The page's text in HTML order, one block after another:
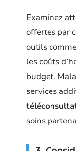
Examinez
offertes par
outils comme
les coûts
budget.
services
soins